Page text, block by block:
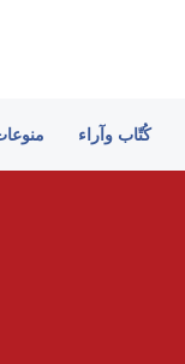
كُتّاب وآراء